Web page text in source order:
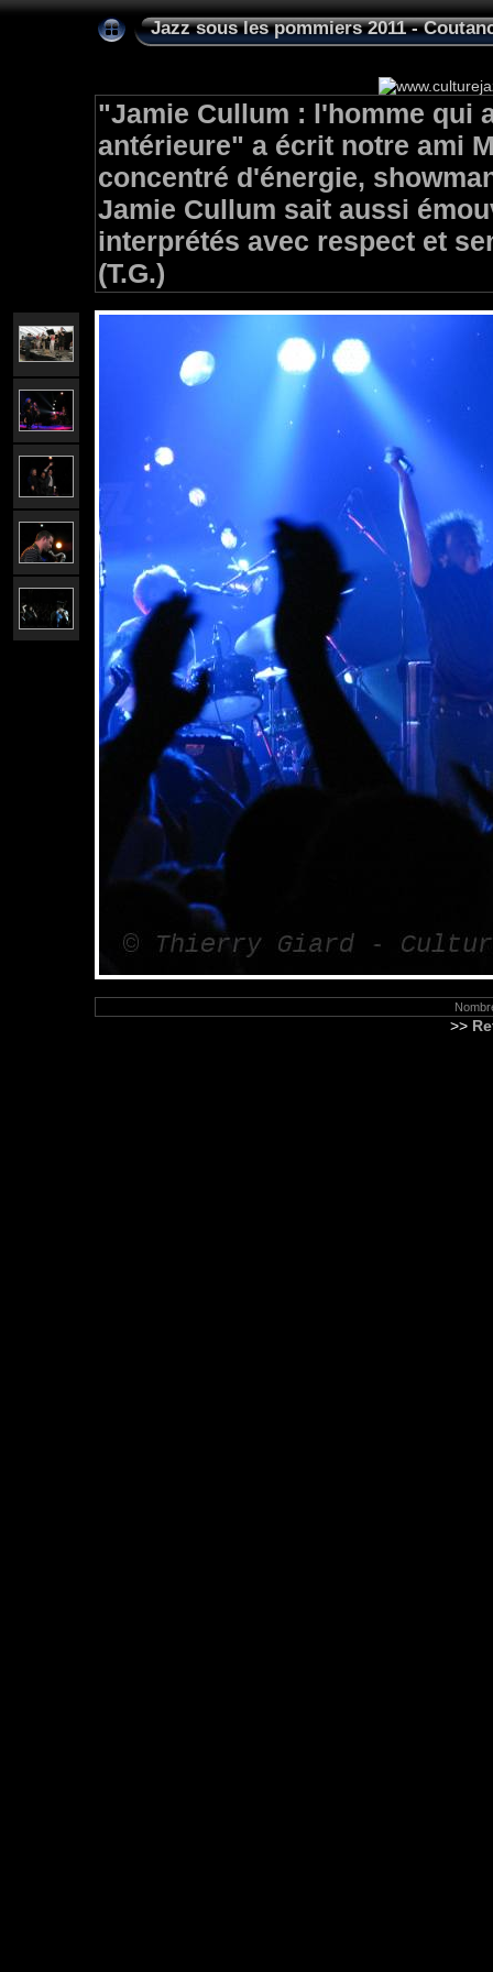
Jazz sous les pommiers 2011 -
"Jamie Cullum : l'homme qui
antérieure" a écrit notre ami
concentré d'énergie,
Jamie Cullum sait aussi
interprétés avec respect et
(T.G.)
>>